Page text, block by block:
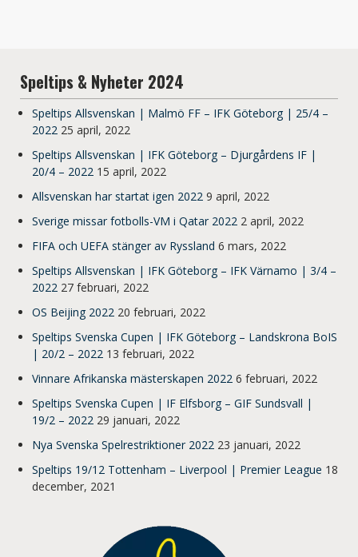
Speltips & Nyheter 2024
Speltips Allsvenskan | Malmö FF – IFK Göteborg | 25/4 –
2022 25 april, 2022
Speltips Allsvenskan | IFK Göteborg – Djurgårdens IF |
20/4 – 2022 15 april, 2022
Allsvenskan har startat igen 2022 9 april, 2022
Sverige missar fotbolls-VM i Qatar 2022 2 april, 2022
FIFA och UEFA stänger av Ryssland 6 mars, 2022
Speltips Allsvenskan | IFK Göteborg – IFK Värnamo | 3/4 –
2022 27 februari, 2022
OS Beijing 2022 20 februari, 2022
Speltips Svenska Cupen | IFK Göteborg – Landskrona BoIS
| 20/2 – 2022 13 februari, 2022
Vinnare Afrikanska mästerskapen 2022 6 februari, 2022
Speltips Svenska Cupen | IF Elfsborg – GIF Sundsvall |
19/2 – 2022 29 januari, 2022
Nya Svenska Spelrestriktioner 2022 23 januari, 2022
Speltips 19/12 Tottenham – Liverpool | Premier League 18
december, 2021